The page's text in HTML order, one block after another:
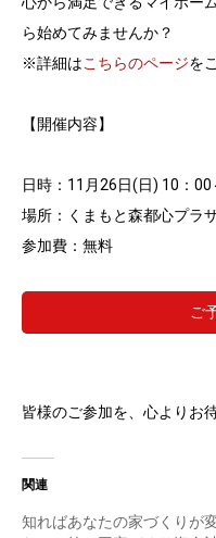
ら始めてみませんか？
※詳細はこちらのページを
【開催内容】
日時：11月26日(日) 10：00
場所：くまもと森都心プラ
参加費：無料
ご
皆様のご参加を、心よりお
関連
知ればあなたの家づくりが